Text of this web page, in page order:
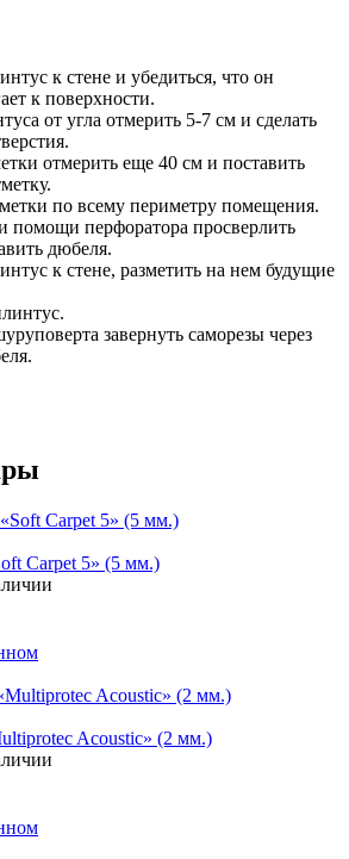
к стене и убедиться, что он
к поверхности.
от угла отмерить 5-7 см и сделать
отмерить еще 40 см и поставить
по всему периметру помещения.
помощи перфоратора просверлить
дюбеля.
к стене, разметить на нем будущие
завернуть саморезы через
Carpet 5» (5 мм.)
Acoustic» (2 мм.)